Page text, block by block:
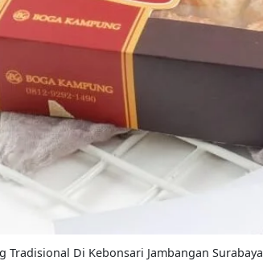
Tradisional Di Kebonsari Jambangan Surabaya